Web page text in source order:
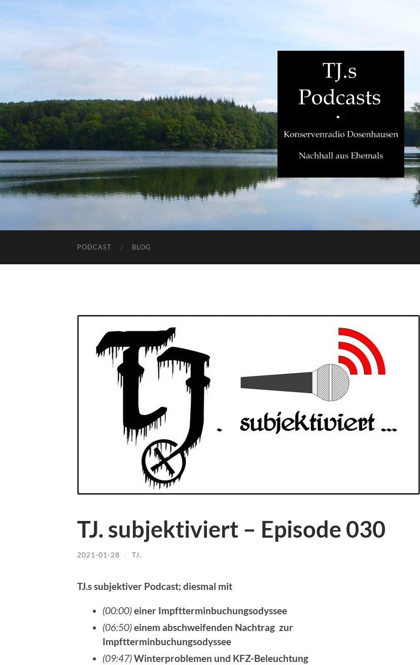
PODCAST BLOG
TJ. subjektiviert – Episode 030
2021-01-28 / TJ.
TJ.s subjektiver Podcast; diesmal mit
(00:00)einer Impftterminbuchungsodyssee
(06:50)einem abschweifenden Nachtrag zur
Impftterminbuchungsodyssee
(09:47)Winterproblemen und KFZ-Beleuchtung